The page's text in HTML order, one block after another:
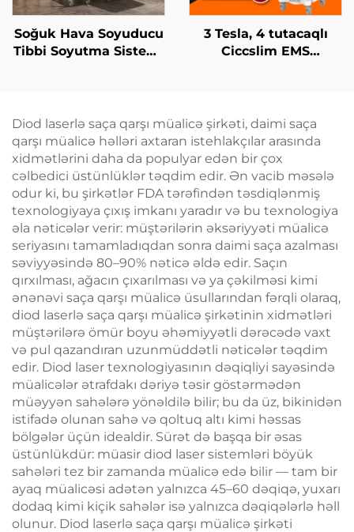
Soğuk Hava Soyuducu
Tibbi Soyutma Sistemi
Davamlı, Təmasdan
Azad Kliniki İstifadə
üçün
3 Tesla, 4 tutacaqlı
Ciccslim EMS
Stimulyasiya
Diod laserlə saça qarşı müalicə şirkəti, daimi saça
qarşı müalicə həlləri axtaran istehlakçılar arasında
xidmətlərini daha da populyar edən bir çox
cəlbedici üstünlüklər təqdim edir. Ən vacib məsələ
odur ki, bu şirkətlər FDA tərəfindən təsdiqlənmiş
texnologiyaya çıxış imkanı yaradır və bu texnologiya
əla nəticələr verir: müştərilərin əksəriyyəti müalicə
seriyasını tamamladıqdan sonra daimi saça azalması
səviyyəsində 80–90% nəticə əldə edir. Saçın
qırxılması, ağacın çıxarılması və ya çəkilməsi kimi
ənənəvi saça qarşı müalicə üsullarından fərqli olaraq,
diod laserlə saça qarşı müalicə şirkətinin xidmətləri
müştərilərə ömür boyu əhəmiyyətli dərəcədə vaxt
və pul qazandıran uzunmüddətli nəticələr təqdim
edir. Diod laser texnologiyasının dəqiqliyi sayəsində
müalicələr ətrafdakı dəriyə təsir göstərmədən
müəyyən sahələrə yönəldilə bilir; bu da üz, bikinidən
istifadə olunan sahə və qoltuq altı kimi həssas
bölgələr üçün idealdir. Sürət də başqa bir əsas
üstünlükdür: müasir diod laser sistemləri böyük
sahələri tez bir zamanda müalicə edə bilir — tam bir
ayaq müalicəsi adətən yalnızca 45–60 dəqiqə, yuxarı
dodaq kimi kiçik sahələr isə yalnızca dəqiqələrlə həll
olunur. Diod laserlə saça qarşı müalicə şirkəti